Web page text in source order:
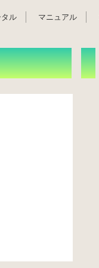
ル マニュアル